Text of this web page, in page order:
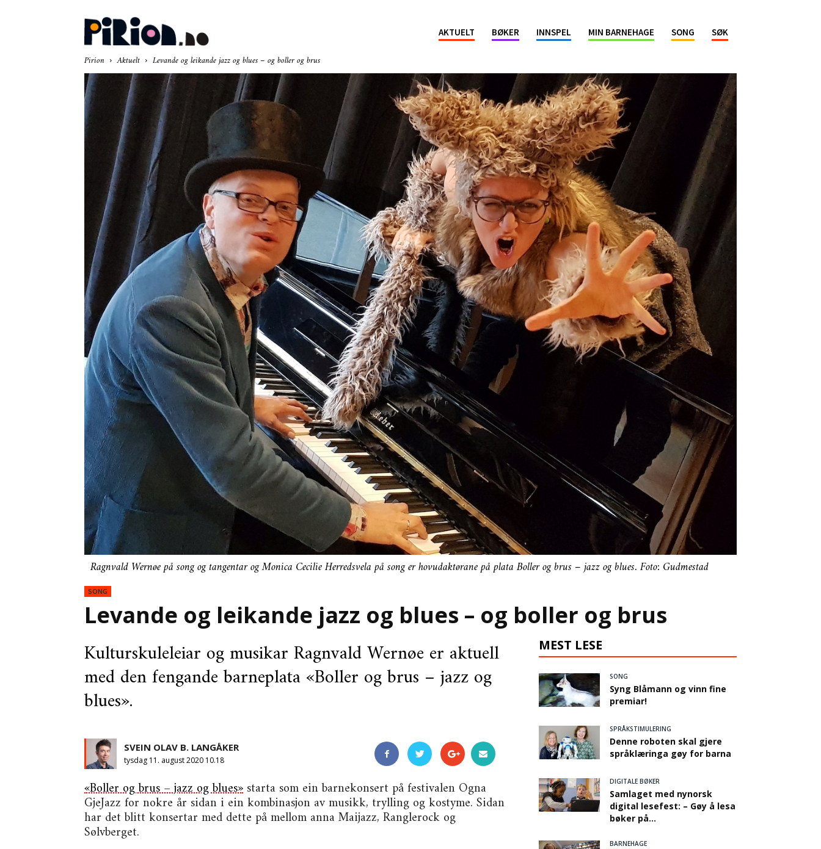
AKTUELT BØKER INNSPEL MIN BARNEHAGE SONG SØK
Pirion Aktuelt Levande og leikande jazz og blues – og boller og brus
Ragnvald Wernøe på song og tangentar og Monica Cecilie Herredsvela på song er hovudaktørane på plata Boller og brus – jazz og blues. Foto: Gudmestad
SONG
Levande og leikande jazz og blues – og boller og brus
Kulturskuleleiar og musikar Ragnvald Wernøe er aktuell
med den fengande barneplata «Boller og brus – jazz og
blues».
SVEIN OLAV B. LANGÅKER
tysdag 11. august 2020 10.18
«Boller og brus – jazz og blues» starta som ein barnekonsert på festivalen Ogna
GjeJazz for nokre år sidan i ein kombinasjon av musikk, trylling og kostyme. Sidan
har det blitt konsertar med dette på mellom anna Maijazz, Ranglerock og
Sølvberget.
MEST LESE
SONG
Syng Blåmann og vinn fine
premiar!
SPRÅKSTIMULERING
Denne roboten skal gjere
språklæringa gøy for barna
DIGITALE BØKER
Samlaget med nynorsk
digital lesefest: – Gøy å lesa
bøker på...
BARNEHAGE